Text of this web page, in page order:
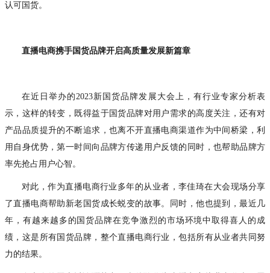
认可国货。
直播电商携手国货品牌开启高质量发展新篇章
在近日举办的2023新国货品牌发展大会上，有行业专家分析表
示，这样的转变，既得益于国货品牌对用户需求的高度关注，还有对
产品品质提升的不断追求，也离不开直播电商渠道作为中间桥梁，利
用自身优势，第一时间向品牌方传递用户反馈的同时，也帮助品牌方
率先抢占用户心智。
对此，作为直播电商行业多年的从业者，李佳琦在大会现场分享
了直播电商帮助新老国货成长蜕变的故事。同时，他也提到，最近几
年，有越来越多的国货品牌在竞争激烈的市场环境中取得喜人的成
绩，这是所有国货品牌，整个直播电商行业，包括所有从业者共同努
力的结果。